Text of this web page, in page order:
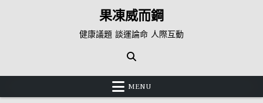
果凍威而鋼
健康議題 談運論命 人際互動
MENU